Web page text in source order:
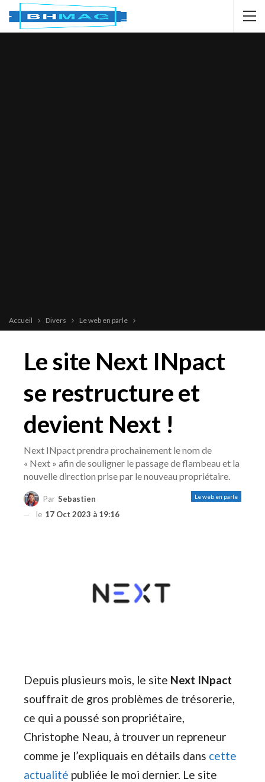
Accueil Divers Le web en parle
Le site Next INpact
se restructure et
devient Next !
Next INpact prendra prochainement le nom de
« Next » afin de souligner le passage de flambeau et la
nouvelle direction prise par le nouveau propriétaire.
Le web en parle
Par Sebastien
le 17 Oct 2023 à 19:16
Depuis plusieurs mois, le site Next INpact
souffrait de gros problèmes de trésorerie,
ce qui a poussé son propriétaire,
Christophe Neau, à trouver un repreneur
comme je l’expliquais en détails dans cette
actualité publiée le moi dernier. Le site